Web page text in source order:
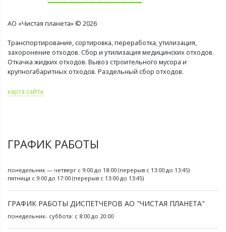
АО «Чистая планета» © 2026
Транспортирование, сортировка, переработка, утилизация,
захоронение отходов. Сбор и утилизация медицинских отходов.
Откачка жидких отходов. Вывоз строительного мусора и
крупногабаритных отходов. Раздельный сбор отходов.
карта сайта
ГРАФИК РАБОТЫ
понедельник — четверг с 9:00 до 18:00 (перерыв с 13:00 до 13:45)
пятница с 9:00 до 17:00 (перерыв с 13:00 до 13:45)
ГРАФИК РАБОТЫ ДИСПЕТЧЕРОВ АО "ЧИСТАЯ ПЛАНЕТА"
понедельник- суббота: с 8:00 до 20:00